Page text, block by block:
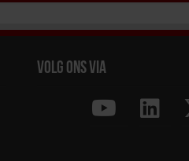
Volg ons via